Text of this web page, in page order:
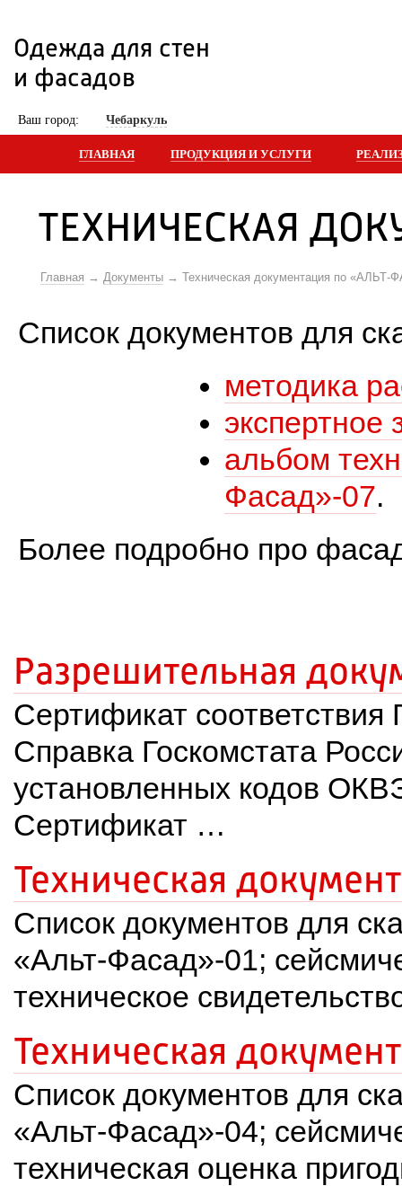
Одежда для стен
и фасадов
Ваш город: Чебаркуль
ГЛАВНАЯ ПРОДУКЦИЯ И УСЛУГИ
ТЕХНИЧЕСКАЯ
Главная Документы Техническая документация по «АЛЬТ-
Список документов для
методика
альбом
Фасад»-07.
Более подробно про
Разрешительная
Сертификат
Справка Госкомстата
установленных кодов
Сертификат …
Техническая
Список документов для
«Альт-Фасад»-01;
техническое
Техническая
Список документов для
«Альт-Фасад»-04;
техническая оценка